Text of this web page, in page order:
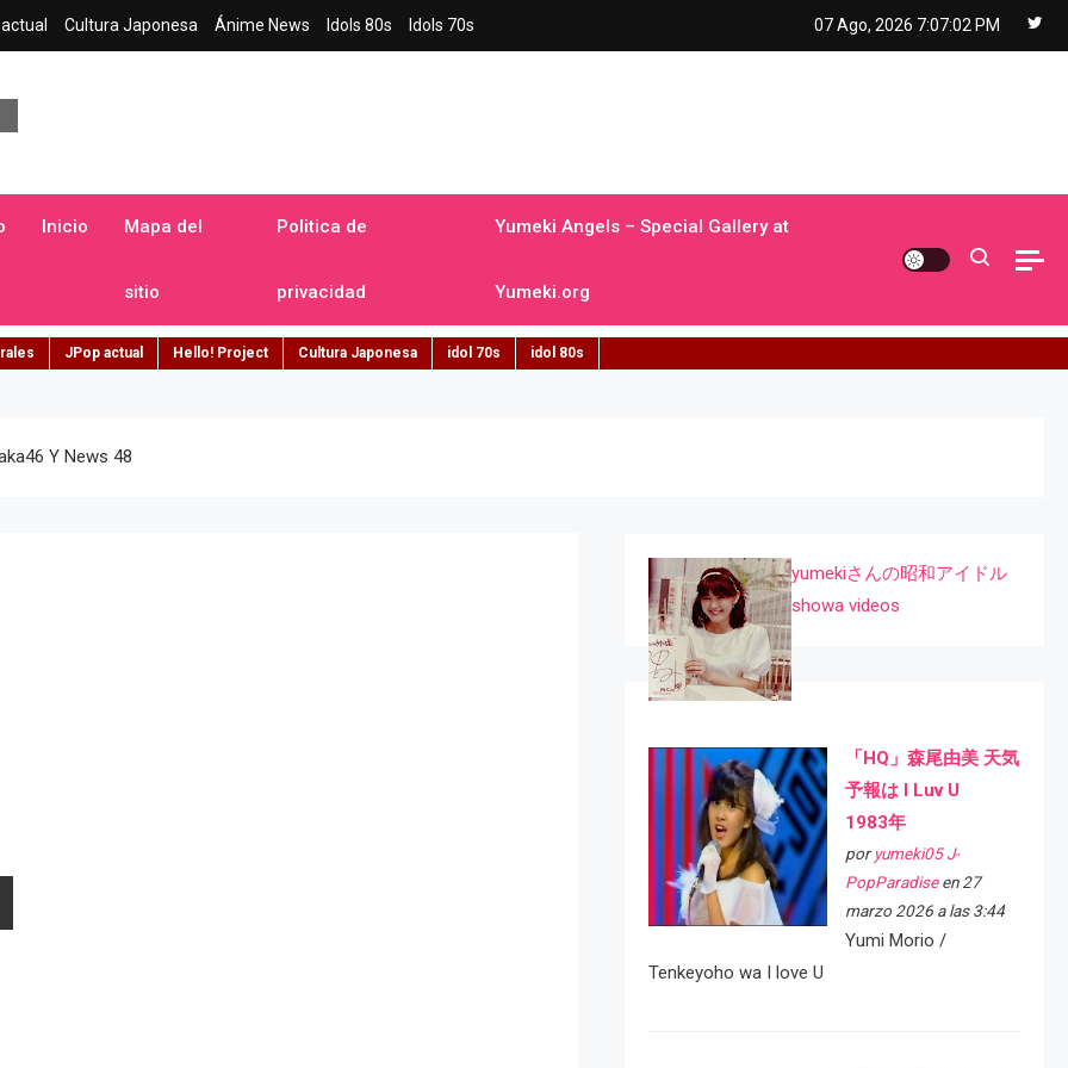
Cultura Japonesa Ánime News Idols 80s Idols 70s 07 Ago, 2026 7:07:03 PM
Inicio Mapa del
sitio
Politica de
privacidad
Yumeki Angels – Special Gallery at
Yumeki.org
JPop actual Hello! Project Cultura Japonesa idol 70s idol 80s
Y News 48
yumekiさんの昭和アイドル
showa videos
「HQ」森尾由美 天気
予報は I Luv U
1983年
por yumeki05 J-
PopParadiseen 27
marzo 2026 a las 3:44
Yumi Morio /
Tenkeyoho wa I love U